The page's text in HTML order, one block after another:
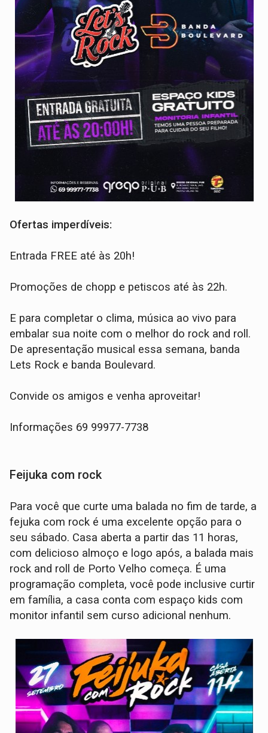
Ofertas imperdíveis:
Entrada FREE até às 20h!
Promoções de chopp e petiscos até às 22h.
E para completar o clima, música ao vivo para
embalar sua noite com o melhor do rock and roll.
De apresentação musical essa semana, banda
Lets Rock e banda Boulevard.
Convide os amigos e venha aproveitar!
Informações 69 99977-7738
Feijuka com rock
Para você que curte uma balada no fim de tarde, a
fejuka com rock é uma excelente opção para o
seu sábado. Casa aberta a partir das 11 horas,
com delicioso almoço e logo após, a balada mais
rock and roll de Porto Velho começa. É uma
programação completa, você pode inclusive curtir
em família, a casa conta com espaço kids com
monitor infantil sem curso adicional nenhum.